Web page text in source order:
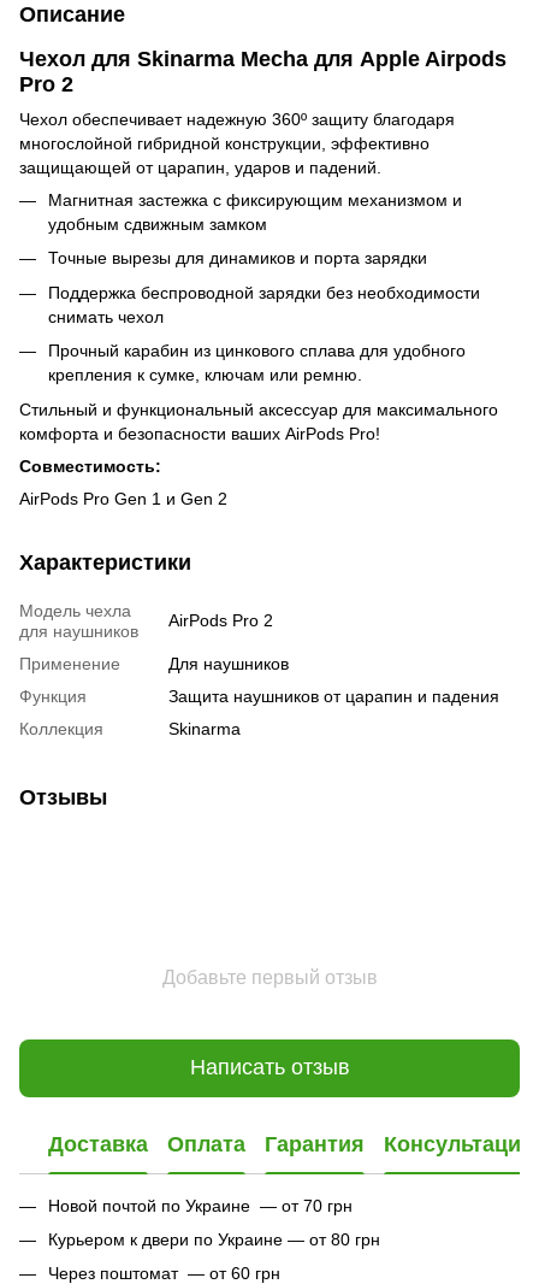
Описание
Чехол для Skinarma Mecha для Apple Airpods
Pro 2
Чехол обеспечивает надежную 360º защиту благодаря
многослойной гибридной конструкции, эффективно
защищающей от царапин, ударов и падений.
Магнитная застежка с фиксирующим механизмом и
удобным сдвижным замком
Точные вырезы для динамиков и порта зарядки
Поддержка беспроводной зарядки без необходимости
снимать чехол
Прочный карабин из цинкового сплава для удобного
крепления к сумке, ключам или ремню.
Стильный и функциональный аксессуар для максимального
комфорта и безопасности ваших AirPods Pro!
Совместимость:
AirPods Pro Gen 1 и Gen 2
Характеристики
Модель чехла
для наушников
AirPods Pro 2
Применение
Для наушников
Функция
Защита наушников от царапин и падения
Коллекция
Skinarma
Отзывы
Добавьте первый отзыв
Написать отзыв
Доставка Оплата Гарантия Консультация
Новой почтой по Украине — от 70 грн
Курьером к двери по Украине — от 80 грн
Через поштомат — от 60 грн